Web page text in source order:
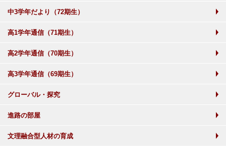
中3学年だより（72期生）
高1学年通信（71期生）
高2学年通信（70期生）
高3学年通信（69期生）
グローバル・探究
進路の部屋
文理融合型人材の育成